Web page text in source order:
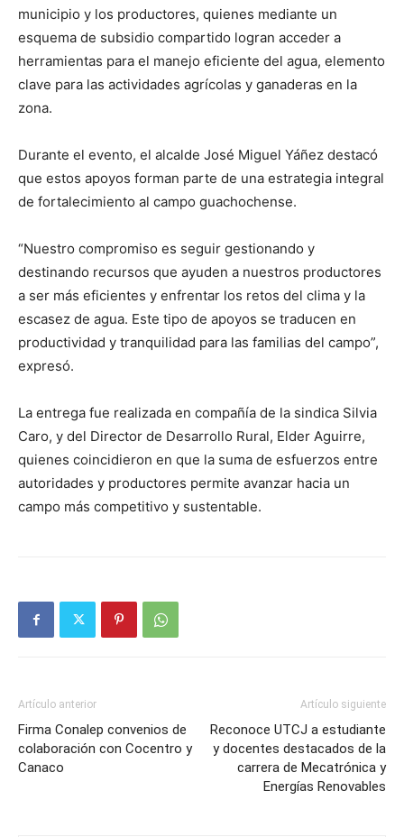
municipio y los productores, quienes mediante un
esquema de subsidio compartido logran acceder a
herramientas para el manejo eficiente del agua, elemento
clave para las actividades agrícolas y ganaderas en la
zona.
Durante el evento, el alcalde José Miguel Yáñez destacó
que estos apoyos forman parte de una estrategia integral
de fortalecimiento al campo guachochense.
“Nuestro compromiso es seguir gestionando y
destinando recursos que ayuden a nuestros productores
a ser más eficientes y enfrentar los retos del clima y la
escasez de agua. Este tipo de apoyos se traducen en
productividad y tranquilidad para las familias del campo”,
expresó.
La entrega fue realizada en compañía de la sindica Silvia
Caro, y del Director de Desarrollo Rural, Elder Aguirre,
quienes coincidieron en que la suma de esfuerzos entre
autoridades y productores permite avanzar hacia un
campo más competitivo y sustentable.
Artículo anterior
Firma Conalep convenios de
colaboración con Cocentro y
Canaco
Artículo siguiente
Reconoce UTCJ a estudiante
y docentes destacados de la
carrera de Mecatrónica y
Energías Renovables